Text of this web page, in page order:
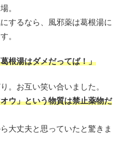
。
するなら、風邪薬は葛根湯に
。
根湯はダメだってば！」
。お互い笑い合いました。
ウ」という物質は禁止薬物だ
大丈夫と思っていたと驚きま